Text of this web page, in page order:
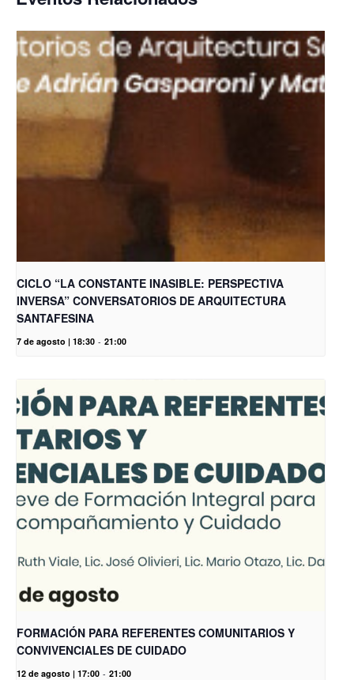
CICLO “LA CONSTANTE INASIBLE: PERSPECTIVA
INVERSA” CONVERSATORIOS DE ARQUITECTURA
SANTAFESINA
7 de agosto | 18:30 - 21:00
FORMACIÓN PARA REFERENTES COMUNITARIOS Y
CONVIVENCIALES DE CUIDADO
12 de agosto | 17:00 - 21:00